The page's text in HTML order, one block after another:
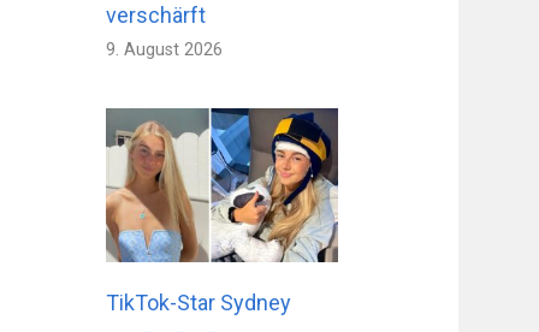
verschärft
9. August 2026
TikTok-Star Sydney